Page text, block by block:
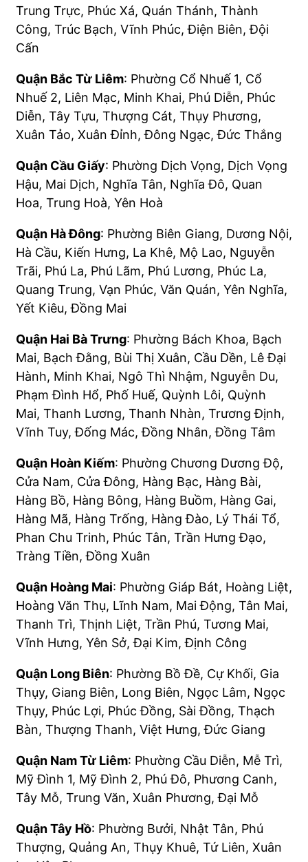
Trung Trực, Phúc Xá, Quán Thánh, Thành
Công, Trúc Bạch, Vĩnh Phúc, Điện Biên, Đội
Cấn
Quận Bắc Từ Liêm: Phường Cổ Nhuế 1, Cổ
Nhuế 2, Liên Mạc, Minh Khai, Phú Diễn, Phúc
Diễn, Tây Tựu, Thượng Cát, Thụy Phương,
Xuân Tảo, Xuân Đỉnh, Đông Ngạc, Đức Thắng
Quận Cầu Giấy: Phường Dịch Vọng, Dịch Vọng
Hậu, Mai Dịch, Nghĩa Tân, Nghĩa Đô, Quan
Hoa, Trung Hoà, Yên Hoà
Quận Hà Đông: Phường Biên Giang, Dương Nội,
Hà Cầu, Kiến Hưng, La Khê, Mộ Lao, Nguyễn
Trãi, Phú La, Phú Lãm, Phú Lương, Phúc La,
Quang Trung, Vạn Phúc, Văn Quán, Yên Nghĩa,
Yết Kiêu, Đồng Mai
Quận Hai Bà Trưng: Phường Bách Khoa, Bạch
Mai, Bạch Đằng, Bùi Thị Xuân, Cầu Dền, Lê Đại
Hành, Minh Khai, Ngô Thì Nhậm, Nguyễn Du,
Phạm Đình Hổ, Phố Huế, Quỳnh Lôi, Quỳnh
Mai, Thanh Lương, Thanh Nhàn, Trương Định,
Vĩnh Tuy, Đống Mác, Đồng Nhân, Đồng Tâm
Quận Hoàn Kiếm: Phường Chương Dương Độ,
Cửa Nam, Cửa Đông, Hàng Bạc, Hàng Bài,
Hàng Bồ, Hàng Bông, Hàng Buồm, Hàng Gai,
Hàng Mã, Hàng Trống, Hàng Đào, Lý Thái Tổ,
Phan Chu Trinh, Phúc Tân, Trần Hưng Đạo,
Tràng Tiền, Đồng Xuân
Quận Hoàng Mai: Phường Giáp Bát, Hoàng Liệt,
Hoàng Văn Thụ, Lĩnh Nam, Mai Động, Tân Mai,
Thanh Trì, Thịnh Liệt, Trần Phú, Tương Mai,
Vĩnh Hưng, Yên Sở, Đại Kim, Định Công
Quận Long Biên: Phường Bồ Đề, Cự Khối, Gia
Thụy, Giang Biên, Long Biên, Ngọc Lâm, Ngọc
Thụy, Phúc Lợi, Phúc Đồng, Sài Đồng, Thạch
Bàn, Thượng Thanh, Việt Hưng, Đức Giang
Quận Nam Từ Liêm: Phường Cầu Diễn, Mễ Trì,
Mỹ Đình 1, Mỹ Đình 2, Phú Đô, Phương Canh,
Tây Mỗ, Trung Văn, Xuân Phương, Đại Mỗ
Quận Tây Hồ: Phường Bưởi, Nhật Tân, Phú
Thượng, Quảng An, Thụy Khuê, Tứ Liên, Xuân